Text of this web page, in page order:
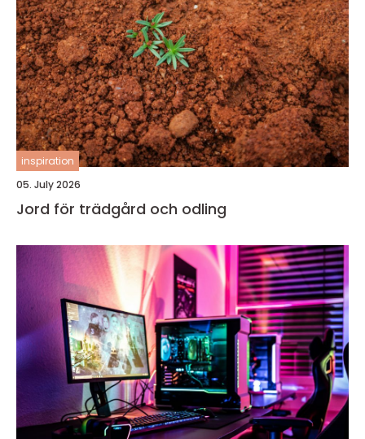
inspiration
05. July 2026
Jord för trädgård och odling